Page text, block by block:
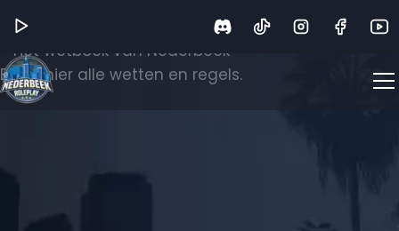
Het wetboek van Nederbeek
Bekijk hier alle wetten en regels.